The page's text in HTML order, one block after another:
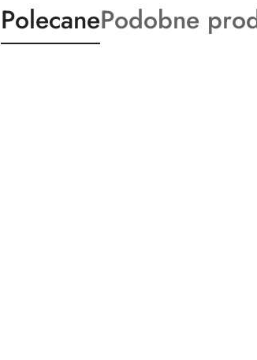
Produkty
o
PolecaneProdukty
o
Podobne